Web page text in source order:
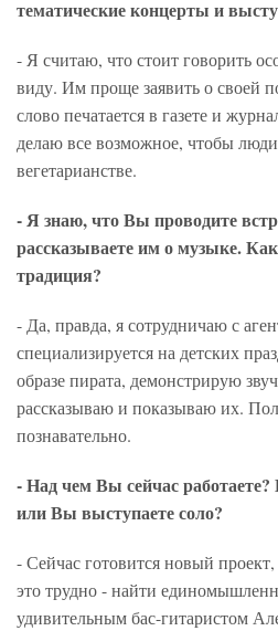
тематические концерты и
- Я считаю, что стоит говорить
виду. Им проще заявить о своей
слово печатается в газете и
делаю все возможное, чтобы
вегетарианстве.
- Я знаю, что Вы проводите
рассказываете им о музыке.
традиция?
- Да, правда, я сотрудничаю с
специализируется на детских
образе пирата, демонстрирую
рассказываю и показываю их.
познавательно.
- Над чем Вы сейчас
или Вы выступаете соло?
- Сейчас готовится новый
это трудно - найти
удивительным бас-гитаристом